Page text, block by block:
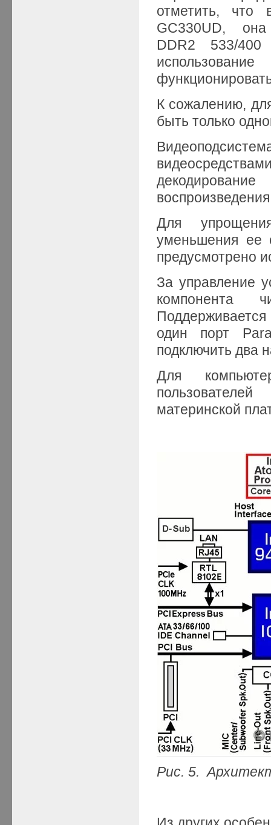
отметить, что
GC330UD,
DDR2 533/
К сожалению,
быть только
Для
уменьшения ее
предусмотрено
За управление
компонента
один порт
подключить два
Для
материнской
Рис. 5.